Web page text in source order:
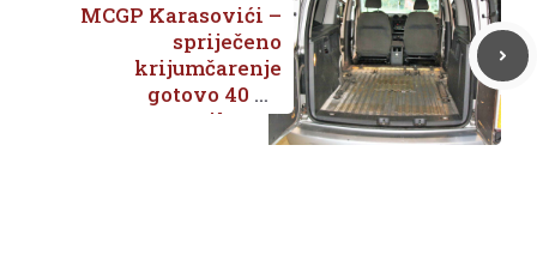
MCGP Karasovići –
spriječeno
krijumčarenje
gotovo 40 kg
marihuane